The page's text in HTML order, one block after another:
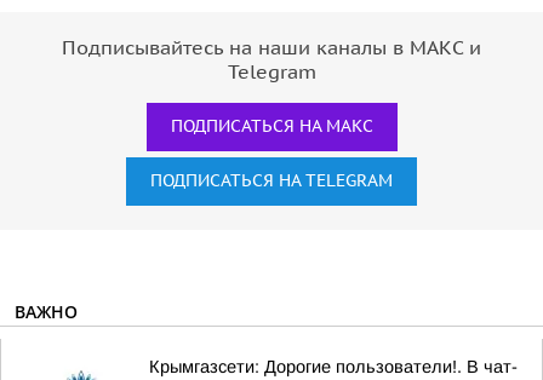
Подписывайтесь на наши каналы в МАКС и
Telegram
ПОДПИСАТЬСЯ НА МАКС
ПОДПИСАТЬСЯ НА TELEGRAM
ВАЖНО
Крымгазсети: Дорогие пользователи!. В чат-